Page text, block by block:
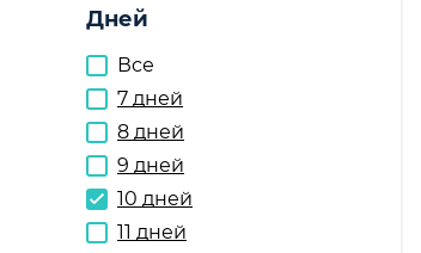
Дней
Все
7 дней
8 дней
9 дней
10 дней
11 дней